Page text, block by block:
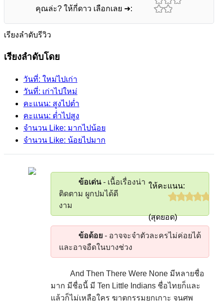
คุณล่ะ? ให้กี่ดาว เลือกเลย ➜:
เรียงลำดับรีวิว
เรียงลำดับโดย
วันที่: ใหม่ไปเก่า
วันที่: เก่าไปใหม่
คะแนน: สูงไปต่ำ
คะแนน: ต่ำไปสูง
จำนวน Like: มากไปน้อย
จำนวน Like: น้อยไปมาก
ให้คะแนน:
(สุดยอด)
ข้อเด่น- เนื้อเรื่องน่า
ติดตาม ผูกปมได้ดี
งาม
ข้อด้อย - อาจจะจำตัวละครไม่ค่อยได้
และอาจอืดในบางช่วง
And Then There Were None มีหลายชื่อ
มาก มีชื่อนี้ มี Ten Little Indians ชื่อไทยก็และ
แล้วก็ไม่เหลือใคร ฆาตกรรมยกเกาะ จนศพ